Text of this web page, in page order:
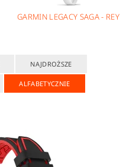
GARMIN LEGACY SAGA - REY
NAJDROŻSZE
ALFABETYCZNIE